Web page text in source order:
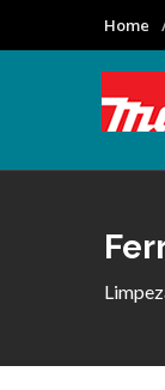
Home